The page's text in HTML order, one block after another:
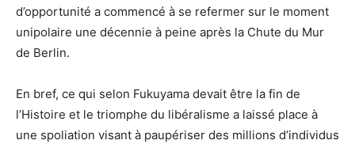
d’opportunité a commencé à se refermer sur le moment
unipolaire une décennie à peine après la Chute du Mur
de Berlin.
En bref, ce qui selon Fukuyama devait être la fin de
l’Histoire et le triomphe du libéralisme a laissé place à
une spoliation visant à paupériser des millions d’individus